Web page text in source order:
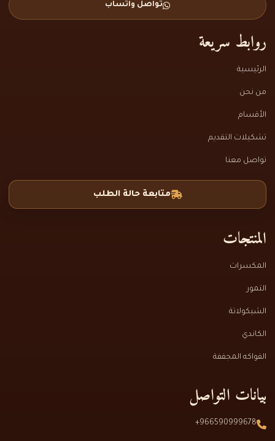
تواصل واتساب
روابط سريعة
الرئيسية
من نحن
الأقسام
تشكيلات التقديم
تواصل معنا
متابعة حالة الطلب
المنتجات
المكسرات
التمور
الشيكولاتة
الكاندي
الفواكه المجففة
بيانات التواصل
966590999678+